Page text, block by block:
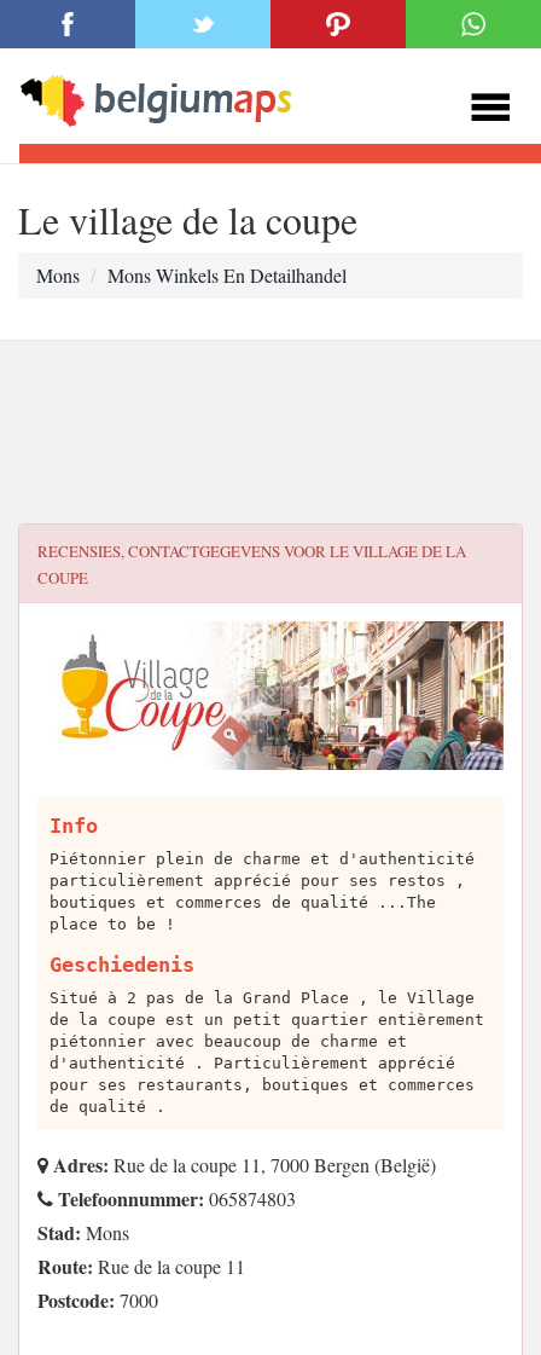
Le village de la coupe
Mons Mons Winkels En Detailhandel
RECENSIES, CONTACTGEGEVENS VOORLE VILLAGE DE LA
COUPE
Info
Piétonnier plein de charme et d'authenticité
particulièrement apprécié pour ses restos ,
boutiques et commerces de qualité ...The
place to be !
Geschiedenis
Situé à 2 pas de la Grand Place , le Village
de la coupe est un petit quartier entièrement
piétonnier avec beaucoup de charme et
d'authenticité . Particulièrement apprécié
pour ses restaurants, boutiques et commerces
de qualité .
Adres: Rue de la coupe 11, 7000 Bergen (België)
Telefoonnummer: 065874803
Stad: Mons
Route: Rue de la coupe 11
Postcode: 7000